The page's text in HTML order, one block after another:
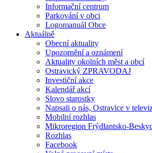
Informační centrum
Parkování v obci
Logomanuál Obce
Aktuálně
Obecní aktuality
Upozornění a oznámení
Aktuality okolních měst a obcí
Ostravický ZPRAVODAJ
Investiční akce
Kalendář akcí
Slovo starostky
Napsali o nás, Ostravice v
Mobilní rozhlas
Mikroregion Frýdlantsko-
Rozhlas
Facebook